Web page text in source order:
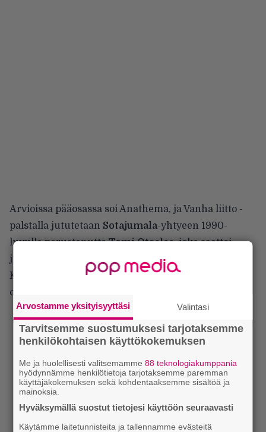
Arvioissa pääosassa soi Anathema, ja Vanha liitto -
palstalla jututetaan Sotajumala-yhtyeen 1990-
luvulla perustanuttaTomi Otsalaa, joka saattoi
juuri pitkäaikaisen bändiystävänsä hautaan.
Kuudes piiri paneutuu bändipanoihin, siis niihin
olueen liittyviin, ja siinäpä se sitten alkaa ollakin.
Arvostamme yksityisyyttäsi Valintasi
Tarvitsemme suostumuksesi tarjotaksemme
henkilökohtaisen käyttökokemuksen
Me ja huolellisesti valitsemamme88 teknologiakumppania
hyödynnämme henkilötietoja tarjotaksemme paremman
käyttäjäkokemuksen sekä kohdentaaksemme sisältöä ja
mainoksia.
Hyväksymällä suostut tietojesi käyttöön seuraavasti
Käytämme laitetunnisteita ja tallennamme evästeitä